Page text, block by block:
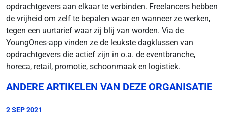
opdrachtgevers aan elkaar te verbinden. Freelancers hebben
de vrijheid om zelf te bepalen waar en wanneer ze werken,
tegen een uurtarief waar zij blij van worden. Via de
YoungOnes-app vinden ze de leukste dagklussen van
opdrachtgevers die actief zijn in o.a. de eventbranche,
horeca, retail, promotie, schoonmaak en logistiek.
ANDERE ARTIKELEN VAN DEZE ORGANISATIE
2 SEP 2021